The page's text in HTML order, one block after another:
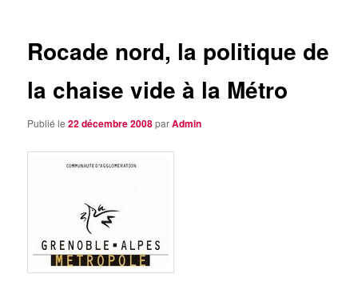
Rocade nord, la politique de
la chaise vide à la Métro
Publié le22 décembre 2008parAdmin